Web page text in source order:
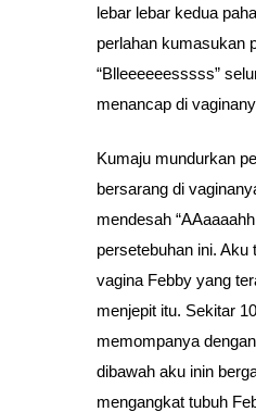
lebar lebar kedua
perlahan kumasukan
“Blleeeeeesssss”
menancap di
Kumaju mundurkan
bersarang di
mendesah
persetebuhan ini.
vagina Febby yang
menjepit itu. Sekitar
memompanya
dibawah aku inin
mengangkat tubuh